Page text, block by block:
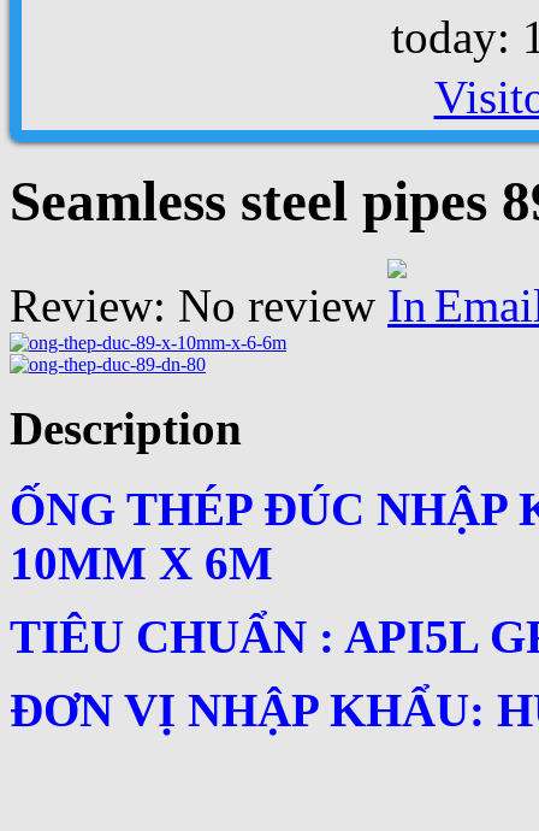
today:
Seamless steel pipes
Review: No review
Description
ỐNG THÉP ĐÚC
10MM X 6M
TIÊU CHUẨN : API5L
ĐƠN VỊ NHẬP KHẨU: